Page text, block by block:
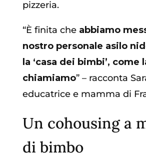
pizzeria.
“È finita che abbiamo
nostro personale asilo
la ‘casa dei bimbi’, come
chiamiamo” – racconta
educatrice e mamma di
Un cohousing a
di bimbo